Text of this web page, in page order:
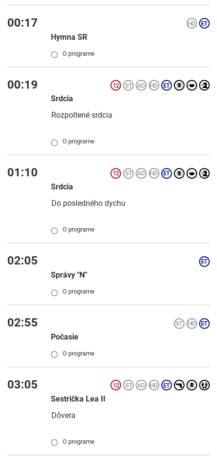
00:17
Hymna SR
◯ O programe
00:19
Srdcia
Rozpoltené srdcia
◯ O programe
01:10
Srdcia
Do posledného dychu
◯ O programe
02:05
Správy "N"
◯ O programe
02:55
Počasie
◯ O programe
03:05
Sestrička Lea II
Dôvera
◯ O programe